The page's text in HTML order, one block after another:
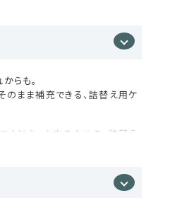
らも。
のまま補充できる、詰替え用ケ
くださった方のための、詰替え
アケア習慣を続けていただけま